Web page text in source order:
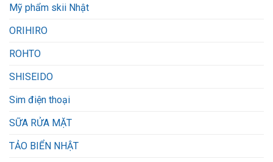
Mỹ phẩm skii Nhật
ORIHIRO
ROHTO
SHISEIDO
Sim điện thoại
SỮA RỬA MẶT
TẢO BIỂN NHẬT